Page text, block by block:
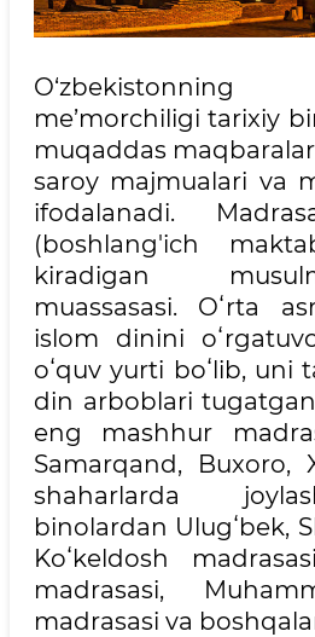
me’morchiligi tarixiy
muqaddas
saroy majmualari va
ifodalanadi.
(boshlang'ich
kiradigan
muassasasi. Oʻrta
islom dinini
oʻquv yurti boʻlib, uni
din arboblari
eng mashhur
Samarqand, Buxoro,
shaharlarda
binolardan Ulugʻbek,
Koʻkeldosh
madrasasi,
madrasasi va